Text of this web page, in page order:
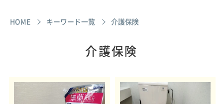
HOME キーワード一覧 介護保険
介護保険